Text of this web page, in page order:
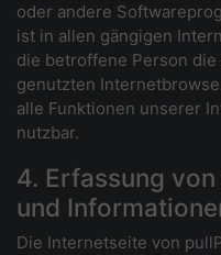
oder andere
ist in allen gängigen
die betroffene Person
genutzten
alle Funktionen unserer
nutzbar.
4. Erfassung
und
Die Internetseite von